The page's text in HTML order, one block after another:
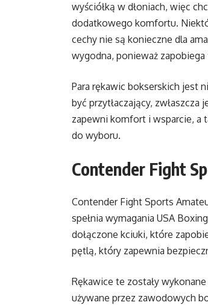
wyściółką w dłoniach, więc
dodatkowego komfortu.
cechy nie są konieczne dla
wygodna, ponieważ
Para rękawic bokserskich jest
być przytłaczający, zwłaszcza
zapewni komfort i wsparcie, a
do wyboru.
Contender Fight
Contender Fight Sports
spełnia wymagania USA
dołączone kciuki, które
pętlą, który zapewnia
Rękawice te zostały
używane przez zawodowych